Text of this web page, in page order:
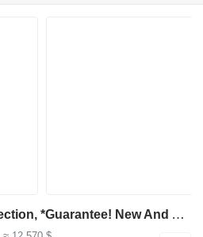
JCB S2632E Valid inspection, *Guarantee! New And Avail